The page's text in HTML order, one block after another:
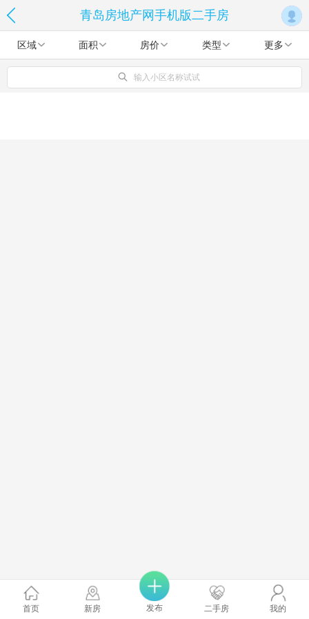
青岛房地产网手机版二手房
区域 面积 房价 类型 更多
输入小区名称试试
首页 新房 发布 二手房 我的